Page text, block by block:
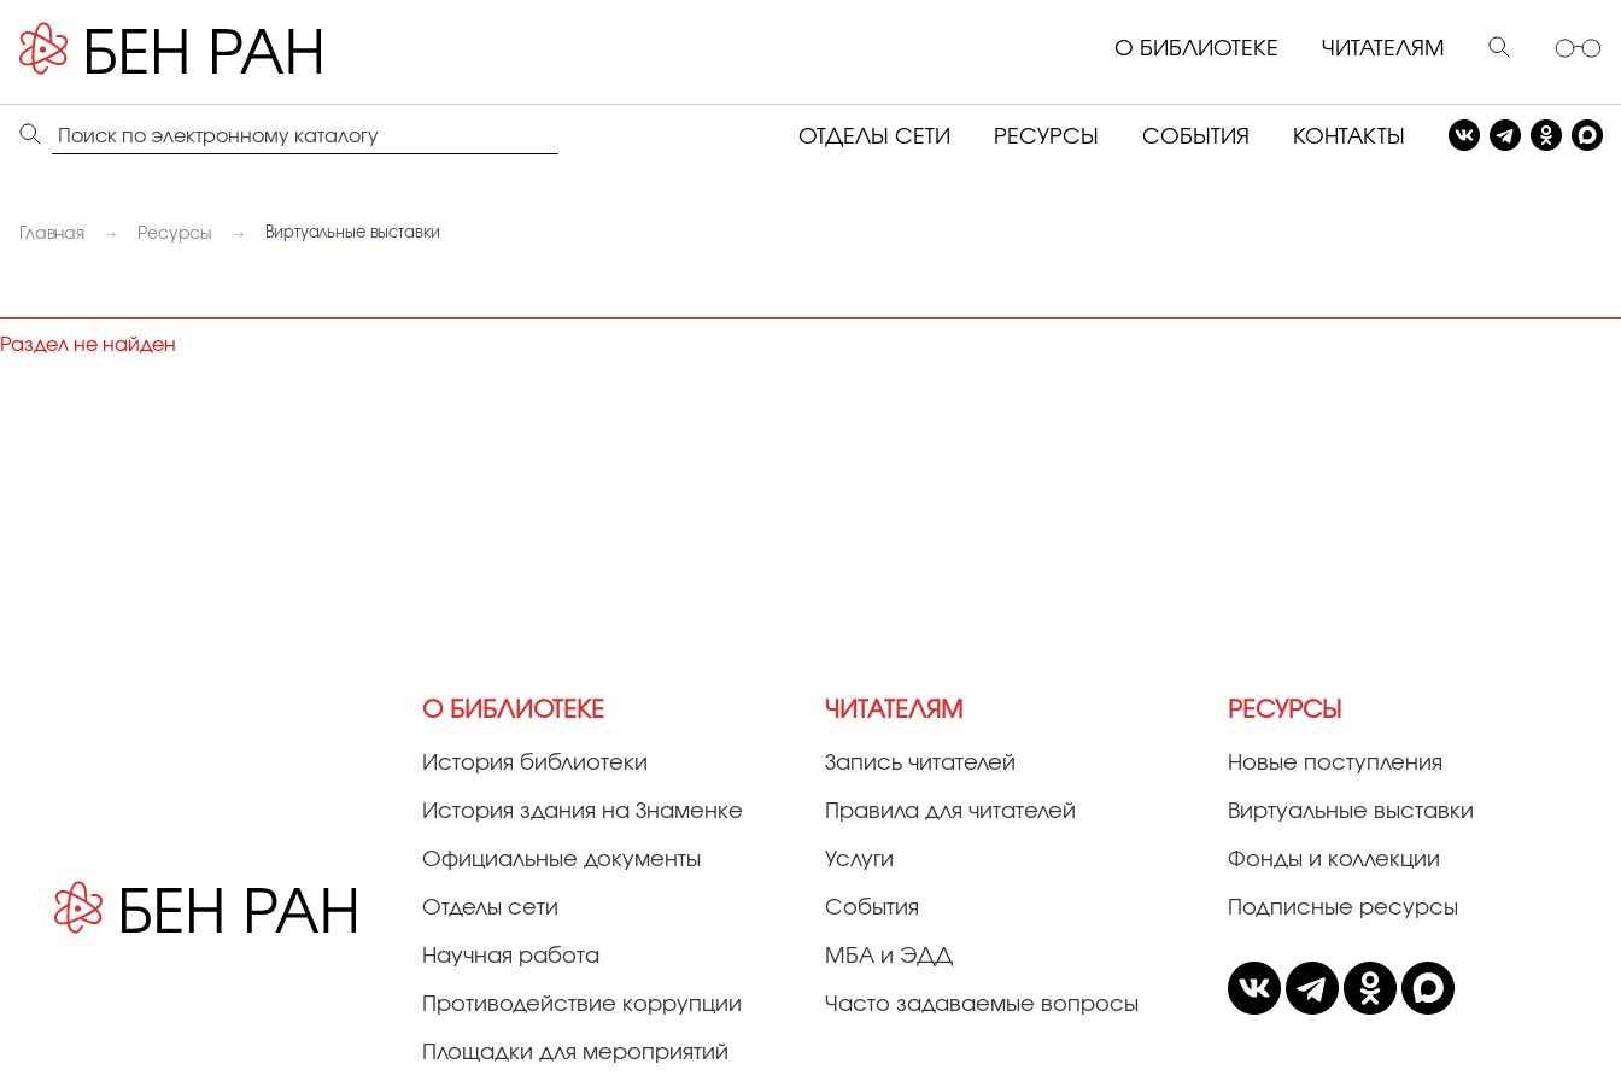
О БИБЛИОТЕКЕ ЧИТАТЕЛЯМ
ОТДЕЛЫ СЕТИ РЕСУРСЫ СОБЫТИЯ КОНТАКТЫ
Главная Ресурсы Виртуальные выставки
Раздел не найден
О БИБЛИОТЕКЕ
История библиотеки
История здания на Знаменке
Официальные документы
Отделы сети
Научная работа
Противодействие коррупции
Площадки для мероприятий
ЧИТАТЕЛЯМ
Запись читателей
Правила для читателей
Услуги
События
МБА и ЭДД
Часто задаваемые вопросы
РЕСУРСЫ
Новые поступления
Виртуальные выставки
Фонды и коллекции
Подписные ресурсы